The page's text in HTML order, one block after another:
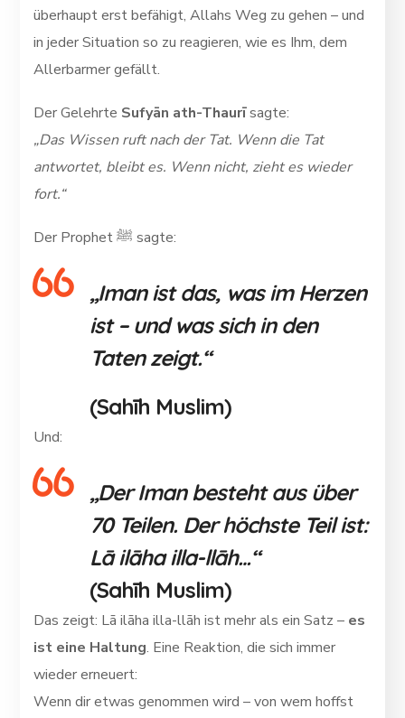
überhaupt erst befähigt, Allahs Weg zu gehen – und
in jeder Situation so zu reagieren, wie es Ihm, dem
Allerbarmer gefällt.
Der Gelehrte Sufyān ath-Thaurīsagte:
„Das Wissen ruft nach der Tat. Wenn die Tat
antwortet, bleibt es. Wenn nicht, zieht es wieder
fort.“
Der Prophet ﷺ sagte:
„Iman ist das, was im Herzen
ist – und was sich in den
Taten zeigt.“
(Sahīh Muslim)
Und:
„Der Iman besteht aus über
70 Teilen. Der höchste Teil ist:
Lā ilāha illa-llāh…“
(Sahīh Muslim)
Das zeigt: Lā ilāha illa-llāh ist mehr als ein Satz – es
ist eine Haltung. Eine Reaktion, die sich immer
wieder erneuert:
Wenn dir etwas genommen wird – von wem hoffst